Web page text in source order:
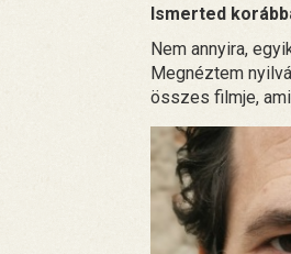
Ismerted
Nem annyira,
Megnéztem
összes filmje,